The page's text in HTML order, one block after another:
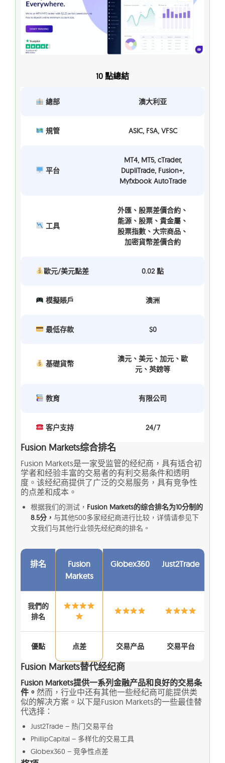
10 點總結
總部 澳大利亚
規管 ASIC, FSA, VFSC
平台
MT4, MT5, cTrader,
DupliTrade, Fusion+,
Myfxbook AutoTrade
工具
外匯、股票差價合約、
能源、股票、貴金屬、
股票指數、大宗商品、
加密貨幣差價合約
歐元/美元點差 0.02 點
模擬賬戶 澳洲
最低存款 $0
基礎貨幣
澳元、美元、加元、歐
元、英鎊等
教育 有限公司
客户支持 24/7
Fusion Markets综合排名
Fusion Markets是一家受监管的经纪商，具有适合初
学者和经验丰富的交易者的有利交易条件和透明
度。该经纪商提供了广泛的交易服务，具有竞争性
的点差和成本。
根据我们的测试， Fusion Markets的综合排名为10分制的
8.5分， 与其他500多家经纪商进行比较，详情请参见下
文我们与其他行业领先经纪商的排名。
排名
Fusion
Markets
Globex360 Just2Trade
我們的
排名
優點 点差 交易产品 交易平台
Fusion Markets替代经纪商
Fusion Markets提供一系列金融产品和良好的交易条
件。 然而，行业中还有其他一些经纪商可能提供类
似的解决方案。以下是Fusion Markets的一些最佳替
代选择：
Just2Trade – 热门交易平台
PhillipCapital – 多样化的交易工具
Globex360 – 竞争性点差